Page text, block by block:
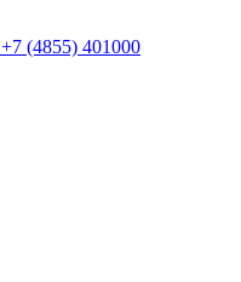
+7 (4855) 401000